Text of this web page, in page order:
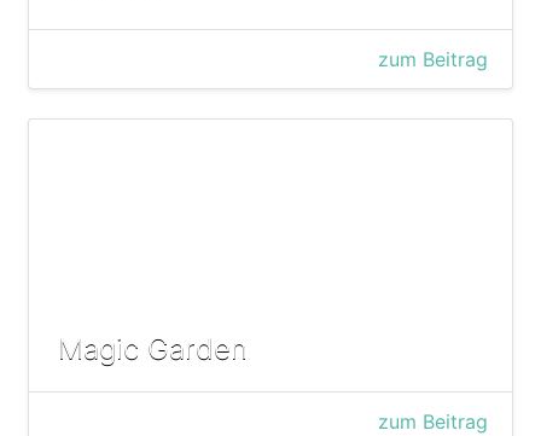
zum Beitrag
Magic Garden
zum Beitrag